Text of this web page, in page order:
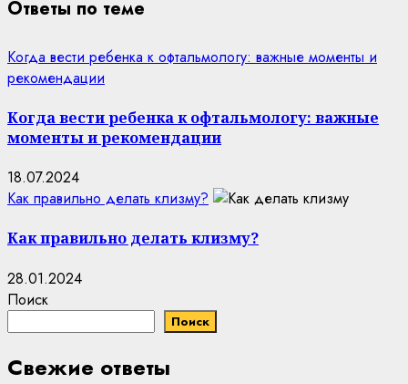
Ответы по теме
Когда вести ребенка к офтальмологу: важные моменты и
рекомендации
Когда вести ребенка к офтальмологу: важные
моменты и рекомендации
18.07.2024
Как правильно делать клизму?
Как правильно делать клизму?
28.01.2024
Поиск
Поиск
Свежие ответы